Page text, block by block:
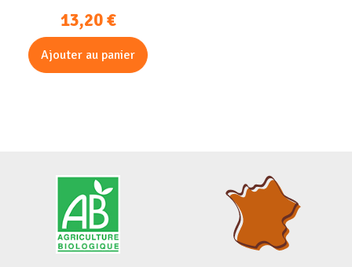
13,20€
Ajouter au panier